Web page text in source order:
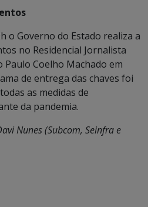
o Governo do Estado realiza a
no Residencial Jornalista
Coelho Machado em
de entrega das chaves foi
as medidas de
da pandemia.
Nunes (Subcom, Seinfra e